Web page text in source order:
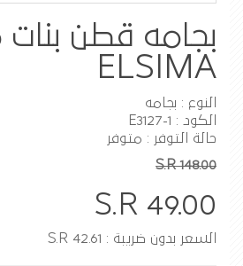
بجامه قطن بنات
ELSIMA
النوع : بجامه
الكود : E3127-1
حالة التوفر : متوفر
S.R 148.00
S.R 49.00
السعر بدون ضريبة : S.R 42.61